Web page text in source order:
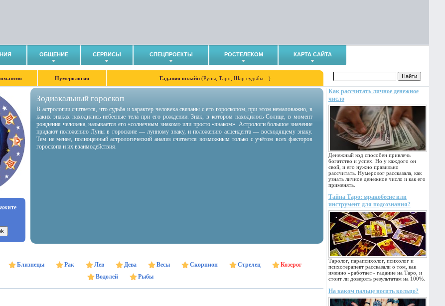
ОБЩЕНИЕ СЕРВИСЫ СПЕЦПРОЕКТЫ РОСТЕЛЕКОМ КАРТА САЙТА
Нумерология Гадания онлайн (Руны, Таро, Шар судьбы…)
Как рассчитать личное денежное
число
Денежный код способен привлечь
богатство и успех. Но у каждого он
свой, и его нужно правильно
рассчитать. Нумеролог рассказала, как
узнать личное денежное число и как его
применять.
Тайна Таро: мракобесие или
инструмент для подсознания?
Таролог, парапсихолог, психолог и
психотерапевт рассказали о том, как
именно «работает» гадание на Таро, и
стоит ли доверять результатам на 100%.
На каком пальце носить кольцо?
Зодиакальный гороскоп
В астрологии считается, что судьба и характер человека связаны с его гороскопом, при этом немаловажно, в
каких знаках находились небесные тела при его рождении. Знак, в котором находилось Солнце, в момент
рождения человека, называется его «солнечным знаком» или просто «знаком». Астрологи большое значение
придают положению Луны в гороскопе — лунному знаку, и положению асцендента — восходящему знаку.
Тем не менее, полноценный астрологический анализ считается возможным только с учётом всех факторов
гороскопа и их взаимодействия.
Близнецы Рак Лев Дева Весы Скорпион Стрелец
Козерог
Водолей
Рыбы